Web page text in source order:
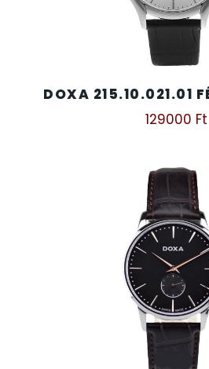
DOXA 215.10.021.01
129000 Ft
ZSOLNAY PORCELÁN